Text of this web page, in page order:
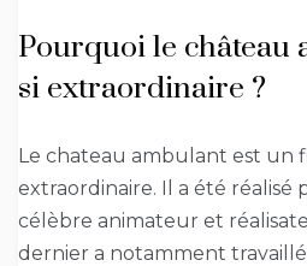
Pourquoi le château
si extraordinaire ?
Le chateau ambulant est un
extraordinaire. Il a été réalisé
célèbre animateur et
dernier a notamment